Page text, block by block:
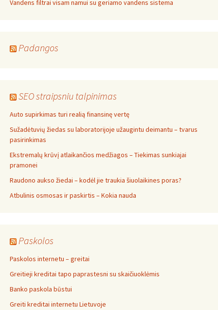
Vandens filtrai visam namui su geriamo vandens sistema
Padangos
SEO straipsniu talpinimas
Auto supirkimas turi realią finansinę vertę
Sužadėtuvių žiedas su laboratorijoje užaugintu deimantu – tvarus
pasirinkimas
Ekstremalų krūvį atlaikančios medžiagos – Tiekimas sunkiajai
pramonei
Raudono aukso žiedai – kodėl jie traukia šiuolaikines poras?
Atbulinis osmosas ir paskirtis – Kokia nauda
Paskolos
Paskolos internetu – greitai
Greitieji kreditai tapo paprastesni su skaičiuoklėmis
Banko paskola būstui
Greiti kreditai internetu Lietuvoje